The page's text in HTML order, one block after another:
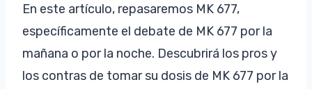
En este artículo, repasaremos MK 677,
específicamente el debate de MK 677 por la
mañana o por la noche. Descubrirá los pros y
los contras de tomar su dosis de MK 677 por la